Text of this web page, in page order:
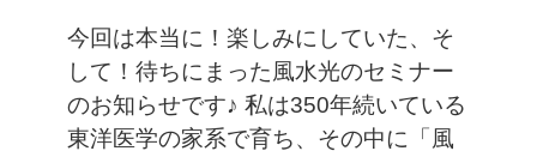
今回は本当に！楽しみにしていた、そ
して！待ちにまった風水光のセミナー
のお知らせです♪ 私は350年続いている
東洋医学の家系で育ち、その中に「風